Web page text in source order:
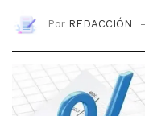
Por REDACCIÓN